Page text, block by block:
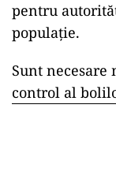
pentru
populație.
Sunt
control al